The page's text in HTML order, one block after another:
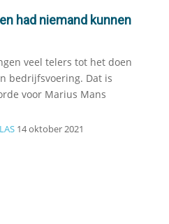
had niemand kunnen
veel telers tot het doen
bedrijfsvoering. Dat is
voor Marius Mans
14 oktober 2021